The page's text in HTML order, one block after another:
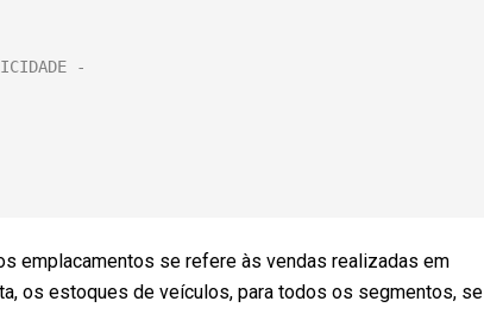
emplacamentos se refere às vendas realizadas em
os estoques de veículos, para todos os segmentos, se